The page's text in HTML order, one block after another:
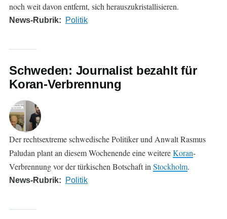
noch weit davon entfernt, sich herauszukristallisieren.
News-Rubrik Politik
Schweden: Journalist bezahlt für
Koran-Verbrennung
Der rechtsextreme schwedische Politiker und Anwalt Rasmus
Paludan plant an diesem Wochenende eine weitereKoran-
Verbrennung vor der türkischen Botschaft in Stockholm.
News-Rubrik Politik